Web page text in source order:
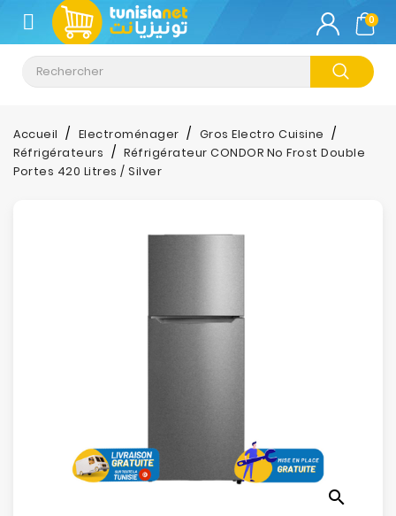
CATÉGORIE
Climatisation
Informatique
Téléphonie
Bureautique
0
Accueil Electroménager
Gros Electro Cuisine
Réfrigérateurs
Réfrigérateur CONDOR No Frost Double
Portes 420 Litres / Silver
search